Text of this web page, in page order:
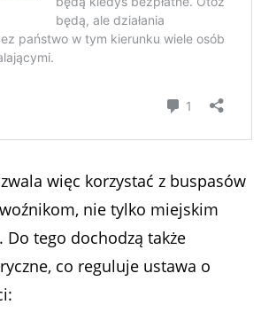
więc korzystać z buspasów
nie tylko miejskim
tego dochodzą także
co reguluje ustawa o